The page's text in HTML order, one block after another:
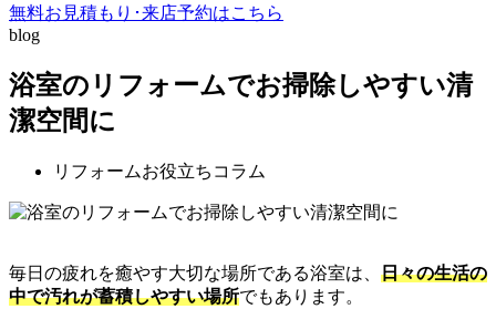
無料お見積もり･来店予約はこちら
blog
浴室のリフォームでお掃除しやすい清
潔空間に
リフォームお役立ちコラム
毎日の疲れを癒やす大切な場所である浴室は、 日々の生活の
中で汚れが蓄積しやすい場所でもあります。